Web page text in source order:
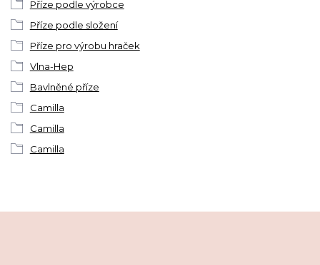
Příze podle výrobce
Příze podle složení
Příze pro výrobu hraček
Vlna-Hep
Bavlněné příze
Camilla
Camilla
Camilla